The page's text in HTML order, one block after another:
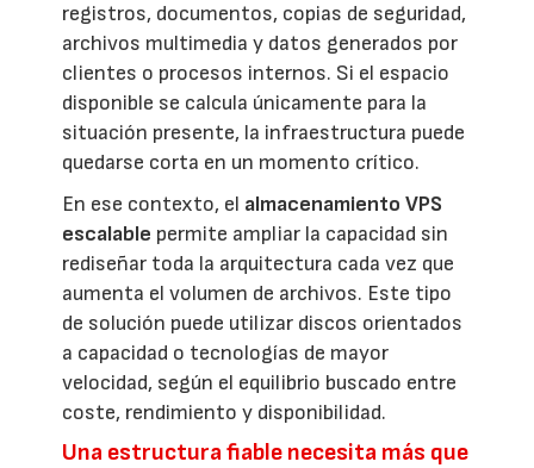
registros, documentos, copias de seguridad,
archivos multimedia y datos generados por
clientes o procesos internos. Si el espacio
disponible se calcula únicamente para la
situación presente, la infraestructura puede
quedarse corta en un momento crítico.
En ese contexto, el almacenamiento VPS
escalable permite ampliar la capacidad sin
rediseñar toda la arquitectura cada vez que
aumenta el volumen de archivos. Este tipo
de solución puede utilizar discos orientados
a capacidad o tecnologías de mayor
velocidad, según el equilibrio buscado entre
coste, rendimiento y disponibilidad.
Una estructura fiable necesita más que